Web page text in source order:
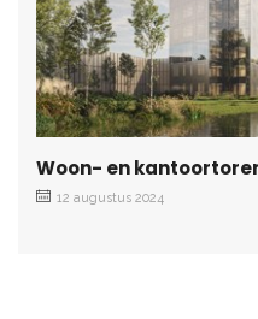
Woon- en
12 augustus 2024